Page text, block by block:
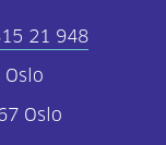
21 948
Oslo